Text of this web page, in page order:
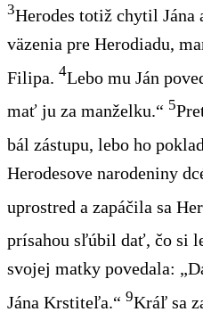
3Herodes totiž chytil Jána
väzenia pre Herodiadu,
Filipa. 4Lebo mu Ján
mať ju za manželku.“ 5
bál zástupu, lebo ho
Herodesove narodeniny
uprostred a zapáčila sa
prísahou sľúbil dať, čo si
svojej matky povedala:
Jána Krstiteľa.“ 9Kráľ sa